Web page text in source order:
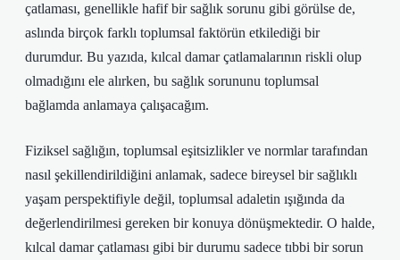
çatlaması, genellikle hafif bir sağlık sorunu gibi görülse de,
aslında birçok farklı toplumsal faktörün etkilediği bir
durumdur. Bu yazıda, kılcal damar çatlamalarının riskli olup
olmadığını ele alırken, bu sağlık sorununu toplumsal
bağlamda anlamaya çalışacağım.
Fiziksel sağlığın, toplumsal eşitsizlikler ve normlar tarafından
nasıl şekillendirildiğini anlamak, sadece bireysel bir sağlıklı
yaşam perspektifiyle değil, toplumsal adaletin ışığında da
değerlendirilmesi gereken bir konuya dönüşmektedir. O halde,
kılcal damar çatlaması gibi bir durumu sadece tıbbi bir sorun